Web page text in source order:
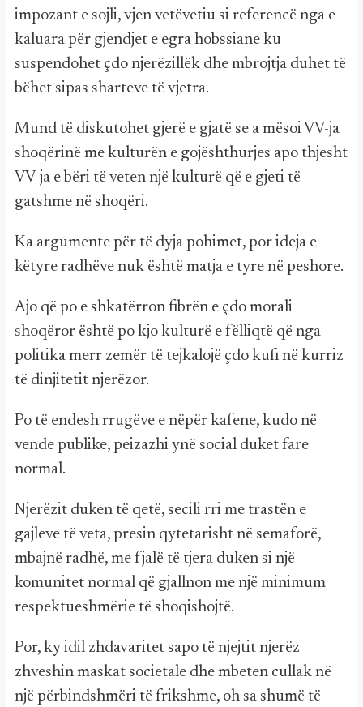
impozant e sojli, vjen vetëvetiu si referencë nga e
kaluara për gjendjet e egra hobssiane ku
suspendohet çdo njerëzillëk dhe mbrojtja duhet të
bëhet sipas sharteve të vjetra.
Mund të diskutohet gjerë e gjatë se a mësoi VV-ja
shoqërinë me kulturën e gojështhurjes apo thjesht
VV-ja e bëri të veten një kulturë që e gjeti të
gatshme në shoqëri.
Ka argumente për të dyja pohimet, por ideja e
këtyre radhëve nuk është matja e tyre në peshore.
Ajo që po e shkatërron fibrën e çdo morali
shoqëror është po kjo kulturë e fëlliqtë që nga
politika merr zemër të tejkalojë çdo kufi në kurriz
të dinjitetit njerëzor.
Po të endesh rrugëve e nëpër kafene, kudo në
vende publike, peizazhi ynë social duket fare
normal.
Njerëzit duken të qetë, secili rri me trastën e
gajleve të veta, presin qytetarisht në semaforë,
mbajnë radhë, me fjalë të tjera duken si një
komunitet normal që gjallnon me një minimum
respektueshmërie të shoqishojtë.
Por, ky idil zhdavaritet sapo të njejtit njerëz
zhveshin maskat societale dhe mbeten cullak në
një përbindshmëri të frikshme, oh sa shumë të